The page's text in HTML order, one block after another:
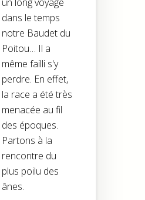
dans le temps
notre Baudet du
Poitou… Il a
même failli s'y
perdre. En effet,
la race a été très
menacée au fil
des époques.
Partons à la
rencontre du
plus poilu des
ânes.